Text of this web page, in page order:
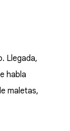
Llegada,
habla
maletas,